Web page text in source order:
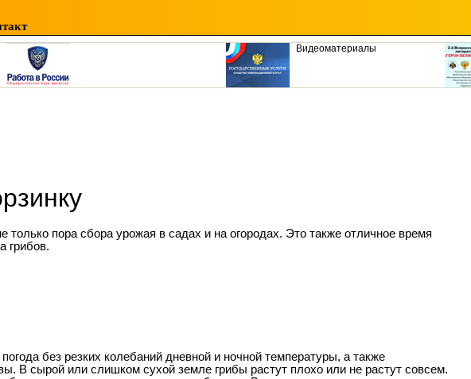
Видеоматериалы
только пора сбора урожая в садах и на огородах. Это также отличное время
грибов.
без резких колебаний дневной и ночной температуры, а также
В сырой или слишком сухой земле грибы растут плохо или не растут совсем.